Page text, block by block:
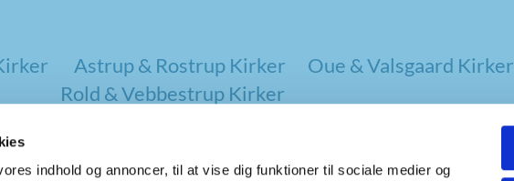
indhold og annoncer, til at vise dig funktioner til sociale medier og
Astrup & Rostrup Kirker
Oue & Valsgaard Kirker
Rold & Vebbestrup Kirker